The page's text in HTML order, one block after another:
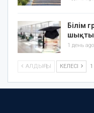
Білім
шықты
1 день ago
АЛДЫҢҒЫ КЕЛЕСІ